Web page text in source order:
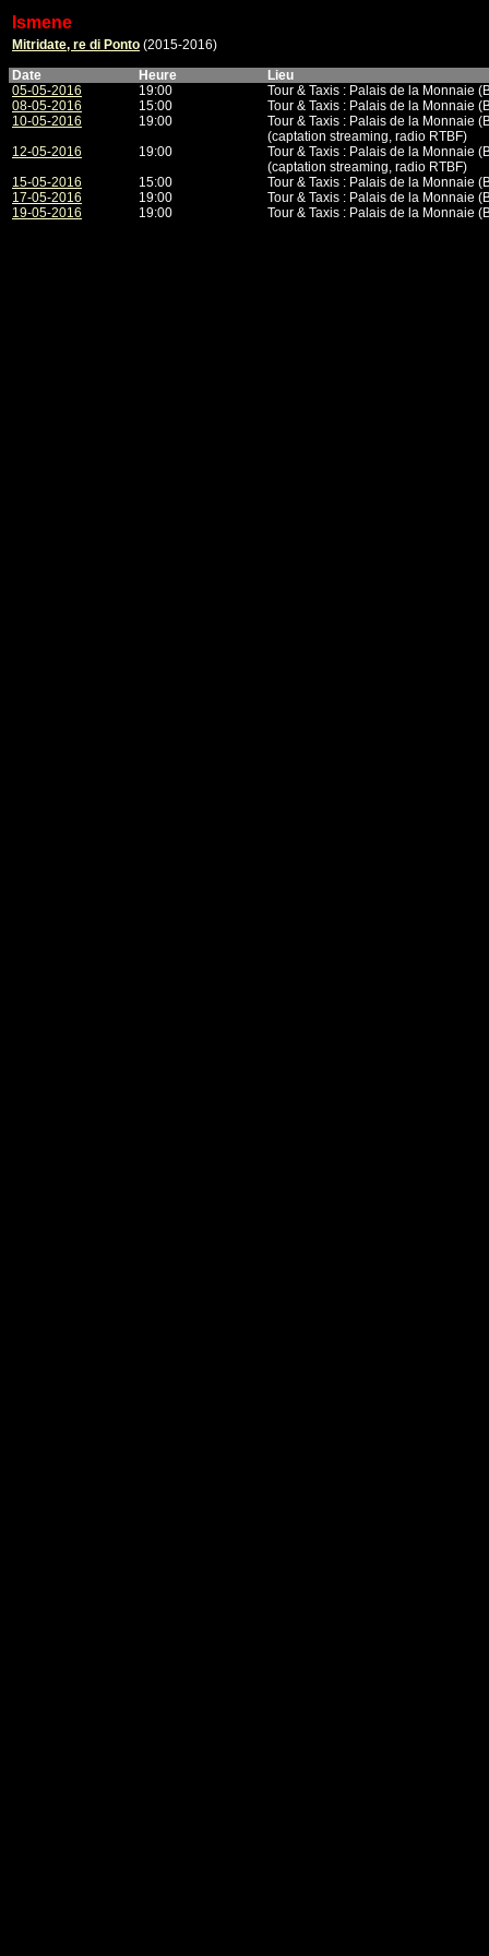
Ismene
Mitridate, re di Ponto (2015-2016)
Date
Heure
Lieu
05-05-2016
19:00
Tour & Taxis : Palais de la Monnaie
08-05-2016
15:00
Tour & Taxis : Palais de la Monnaie
10-05-2016
19:00
Tour & Taxis : Palais de la Monnaie
(captation streaming, radio RTBF)
12-05-2016
19:00
Tour & Taxis : Palais de la Monnaie
(captation streaming, radio RTBF)
15-05-2016
15:00
Tour & Taxis : Palais de la Monnaie
17-05-2016
19:00
Tour & Taxis : Palais de la Monnaie
19-05-2016
19:00 Tour & Taxis : Palais de la Monnaie